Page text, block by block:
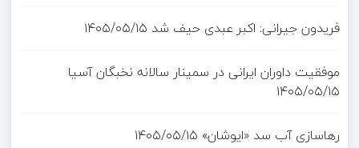
فریدون جیرانی: اکبر عبدی حیف شد ۱۴۰۵/۰۵/۱۵
موفقیت داوران ایرانی در سمینار سالانه نخبگان آسیا
۱۴۰۵/۰۵/۱۵
رهاسازی آب سد «ایوشان» ۱۴۰۵/۰۵/۱۵